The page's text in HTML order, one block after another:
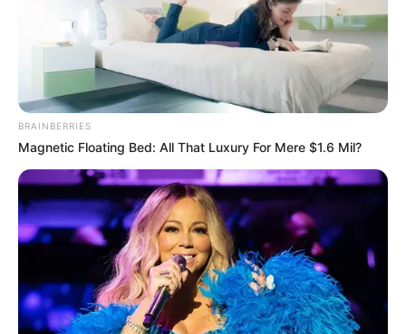
Eisenacher Lateinschule St. Georgen ging.
Burschenschaftsdenkmal
Das Denkmal erinnert mit einer
Ausstellung an die Geschichte der
Deutschen Burschenschaften.
Schloss Friedenstein
Die frühere Residenz der Herzöge von
Sachsen-Coburg-Gotha mit prunkvollen
Gemächern und insgesamt vier Museen,
unter denen das eigentliche Schlossmuseum zudem zu
den größten in Thüringen gehört.
BRAINBERRIES
Magnetic Floating Bed: All That Luxury For Mere $1.6 Mil?